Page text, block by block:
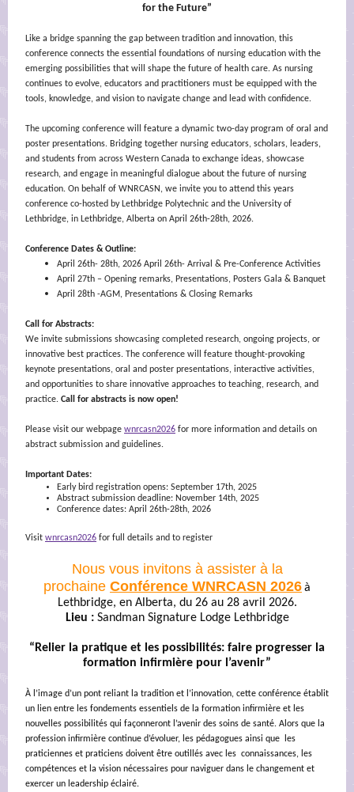
for the Future”
Like a bridge spanning the gap between tradition and innovation, this
conference connects the essential foundations of nursing education with the
emerging possibilities that will shape the future of health care. As nursing
continues to evolve, educators and practitioners must be equipped with the
tools, knowledge, and vision to navigate change and lead with confidence.
The upcoming conference will feature a dynamic two-day program of oral and
poster presentations. Bridging together nursing educators, scholars, leaders,
and students from across Western Canada to exchange ideas, showcase
research, and engage in meaningful dialogue about the future of nursing
education. On behalf of WNRCASN, we invite you to attend this years
conference co-hosted by Lethbridge Polytechnic and the University of
Lethbridge, in Lethbridge, Alberta on April 26th-28th, 2026.
Conference Dates & Outline:
April 26th- 28th, 2026 April 26th- Arrival & Pre-Conference Activities
April 27th – Opening remarks, Presentations, Posters Gala & Banquet
April 28th -AGM, Presentations & Closing Remarks
Call for Abstracts:
We invite submissions showcasing completed research, ongoing projects, or
innovative best practices. The conference will feature thought-provoking
keynote presentations, oral and poster presentations, interactive activities,
and opportunities to share innovative approaches to teaching, research, and
practice. Call for abstracts is now open!
Please visit our webpage wnrcasn2026 for more information and details on
abstract submission and guidelines.
Important Dates:
Early bird registration opens: September 17th, 2025
Abstract submission deadline: November 14th, 2025
Conference dates: April 26th-28th, 2026
Visit wnrcasn2026 for full details and to register
Nous vous invitons à assister à la
prochaine Conférence WNRCASN 2026à
Lethbridge, en Alberta, du 26 au 28 avril 2026.
Lieu : Sandman Signature Lodge Lethbridge
“Relier la pratique et les possibilités: faire progresser la
formation infirmière pour l’avenir”
À l’image d’un pont reliant la tradition et l’innovation, cette conférence établit
un lien entre les fondements essentiels de la formation infirmière et les
nouvelles possibilités qui façonneront l’avenir des soins de santé. Alors que la
profession infirmière continue d’évoluer, les pédagogues ainsi que les
praticiennes et praticiens doivent être outillés avec les connaissances, les
compétences et la vision nécessaires pour naviguer dans le changement et
exercer un leadership éclairé.